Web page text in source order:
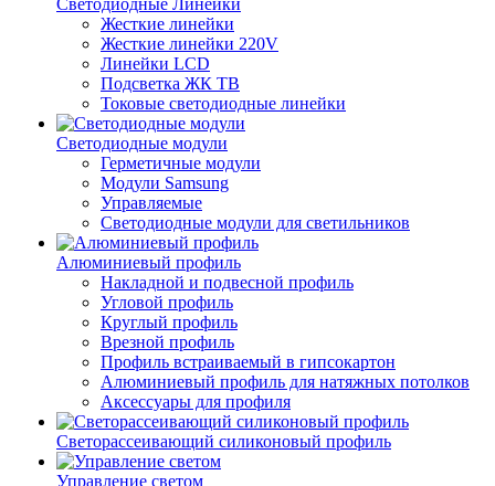
Светодиодные Линейки
Жесткие линейки
Жесткие линейки 220V
Линейки LCD
Подсветка ЖК ТВ
Токовые светодиодные линейки
Светодиодные модули
Герметичные модули
Модули Samsung
Управляемые
Светодиодные модули для светильников
Алюминиевый профиль
Накладной и подвесной профиль
Угловой профиль
Круглый профиль
Врезной профиль
Профиль встраиваемый в гипсокартон
Алюминиевый профиль для натяжных потолков
Аксессуары для профиля
Светорассеивающий силиконовый профиль
Управление светом